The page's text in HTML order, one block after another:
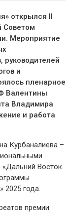
открылся II
Советом
Мероприятие
руководителей
и
пленарное
Валентины
Владимира
и работа
Курбаналиева –
«Дальний Восток
2025 года.
премии